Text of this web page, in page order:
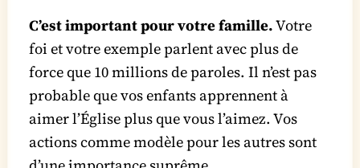
C’est important pour votre famille.Votre
foi et votre exemple parlent avec plus de
force que 10 millions de paroles. Il n’est pas
probable que vos enfants apprennent à
aimer l’Église plus que vous l’aimez. Vos
actions comme modèle pour les autres sont